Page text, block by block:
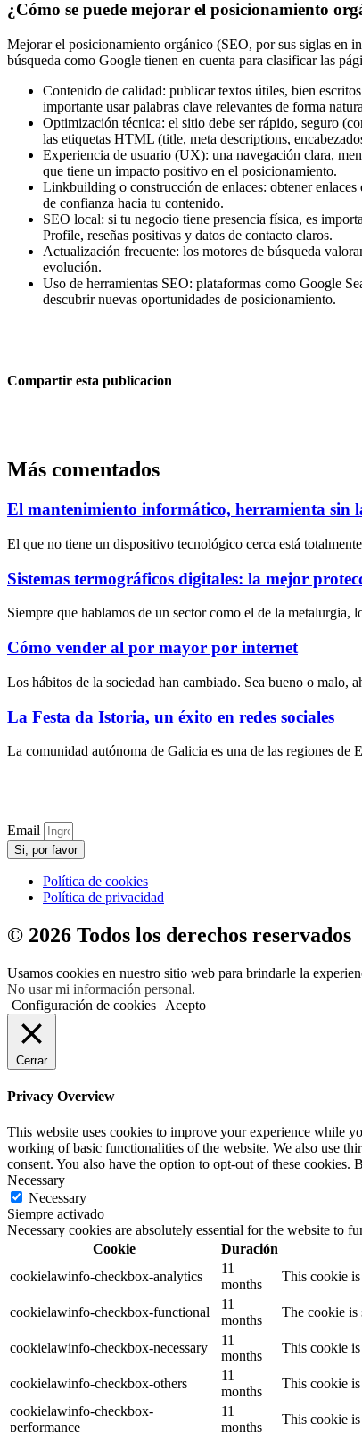
¿Cómo se puede mejorar el posicionamiento
Mejorar el posicionamiento orgánico (SEO, por sus siglas en
búsqueda como Google tienen en cuenta para clasificar las
Contenido de calidad: publicar textos útiles, bien
importante usar palabras clave relevantes de forma
Optimización técnica: el sitio debe ser rápido, seguro
las etiquetas HTML (title, meta descriptions,
Experiencia de usuario (UX): una navegación clara,
que tiene un impacto positivo en el posicionamiento.
Linkbuilding o construcción de enlaces: obtener
de confianza hacia tu contenido.
SEO local: si tu negocio tiene presencia física, es
Profile, reseñas positivas y datos de contacto claros.
Actualización frecuente: los motores de búsqueda
evolución.
Uso de herramientas SEO: plataformas como Google
descubrir nuevas oportunidades de posicionamiento.
Compartir esta publicacion
Más comentados
El mantenimiento informático, herramienta sin
El que no tiene un dispositivo tecnológico cerca está
Sistemas termográficos digitales: la mejor
Siempre que hablamos de un sector como el de la metalurgia,
Cómo vender al por mayor por internet
Los hábitos de la sociedad han cambiado. Sea bueno o malo,
La Festa da Istoria, un éxito en redes sociales
La comunidad autónoma de Galicia es una de las regiones de
Email
Si, por favor
Política de cookies
Política de privacidad
© 2026 Todos los derechos reservados
Usamos cookies en nuestro sitio web para brindarle la
No usar mi información personal.
Configuración de cookies
Acepto
Cerrar
Privacy Overview
This website uses cookies to improve your experience while
working of basic functionalities of the website. We also use
consent. You also have the option to opt-out of these
Necessary
Necessary
Siempre activado
Necessary cookies are absolutely essential for the website to
Cookie
Duración
cookielawinfo-checkbox-analytics
11
months
This cookie
cookielawinfo-checkbox-functional
11
months
The cookie is
cookielawinfo-checkbox-necessary
11
months
This cookie
cookielawinfo-checkbox-others
11
months
This cookie
cookielawinfo-checkbox-
performance
11
months
This cookie